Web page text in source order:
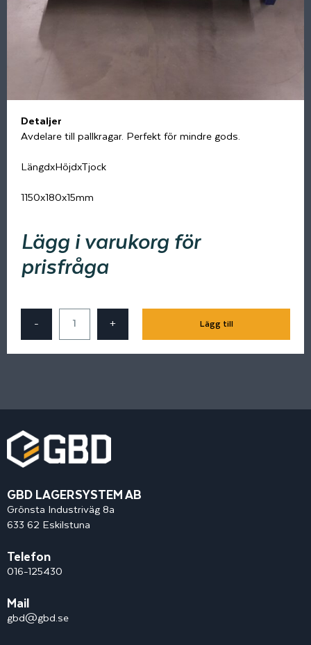
Detaljer
Avdelare till pallkragar. Perfekt för mindre gods.
LängdxHöjdxTjock
1150x180x15mm
Lägg i varukorg för
prisfråga
- + Lägg till
GBD LAGERSYSTEM AB
Grönsta Industriväg 8a
633 62 Eskilstuna
Telefon
016-125430
Mail
gbd@gbd.se